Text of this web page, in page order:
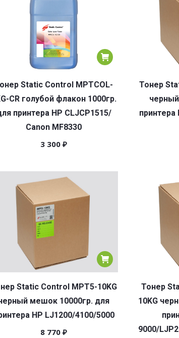
Static Control MPTCOL-
CR голубой флакон 1000гр.
принтера HP CLJCP1515/
Canon MF8330
3 300 ₽
Тонер
принтера
Static Control MPT5-10KG
мешок 10000гр. для
HP LJ1200/4100/5000
8 770 ₽
Тонер
10KG
9000/